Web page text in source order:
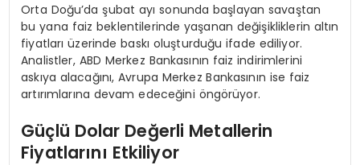
Orta Doğu’da şubat ayı sonunda başlayan savaştan
bu yana faiz beklentilerinde yaşanan değişikliklerin altın
fiyatları üzerinde baskı oluşturduğu ifade ediliyor.
Analistler, ABD Merkez Bankasının faiz indirimlerini
askıya alacağını, Avrupa Merkez Bankasının ise faiz
artırımlarına devam edeceğini öngörüyor.
Güçlü Dolar Değerli Metallerin
Fiyatlarını Etkiliyor